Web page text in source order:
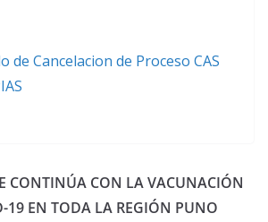
de Cancelacion de Proceso CAS
CONTINÚA CON LA VACUNACIÓN
19 EN TODA LA REGIÓN PUNO